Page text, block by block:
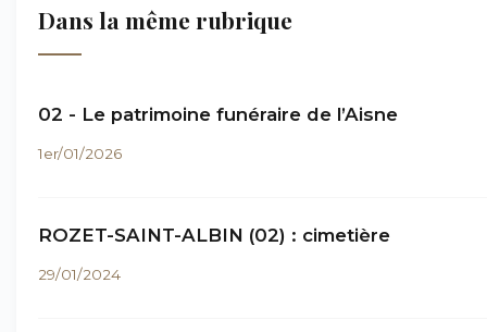
Dans la même rubrique
02 - Le patrimoine funéraire de l’Aisne
1er/01/2026
ROZET-SAINT-ALBIN (02) : cimetière
29/01/2024